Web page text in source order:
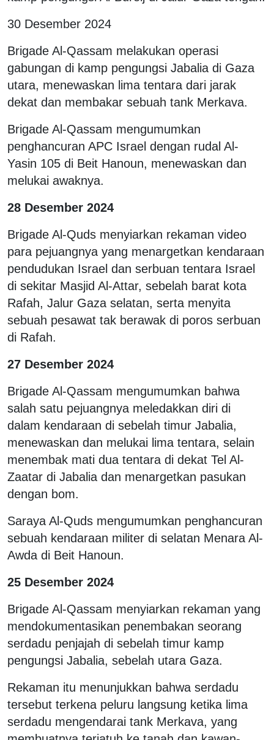
30 Desember 2024
Brigade Al-Qassam melakukan operasi
gabungan di kamp pengungsi Jabalia di Gaza
utara, menewaskan lima tentara dari jarak
dekat dan membakar sebuah tank Merkava.
Brigade Al-Qassam mengumumkan
penghancuran APC Israel dengan rudal Al-
Yasin 105 di Beit Hanoun, menewaskan dan
melukai awaknya.
28 Desember 2024
Brigade Al-Quds menyiarkan rekaman video
para pejuangnya yang menargetkan kendaraan
pendudukan Israel dan serbuan tentara Israel
di sekitar Masjid Al-Attar, sebelah barat kota
Rafah, Jalur Gaza selatan, serta menyita
sebuah pesawat tak berawak di poros serbuan
di Rafah.
27 Desember 2024
Brigade Al-Qassam mengumumkan bahwa
salah satu pejuangnya meledakkan diri di
dalam kendaraan di sebelah timur Jabalia,
menewaskan dan melukai lima tentara, selain
menembak mati dua tentara di dekat Tel Al-
Zaatar di Jabalia dan menargetkan pasukan
dengan bom.
Saraya Al-Quds mengumumkan penghancuran
sebuah kendaraan militer di selatan Menara Al-
Awda di Beit Hanoun.
25 Desember 2024
Brigade Al-Qassam menyiarkan rekaman yang
mendokumentasikan penembakan seorang
serdadu penjajah di sebelah timur kamp
pengungsi Jabalia, sebelah utara Gaza.
Rekaman itu menunjukkan bahwa serdadu
tersebut terkena peluru langsung ketika lima
serdadu mengendarai tank Merkava, yang